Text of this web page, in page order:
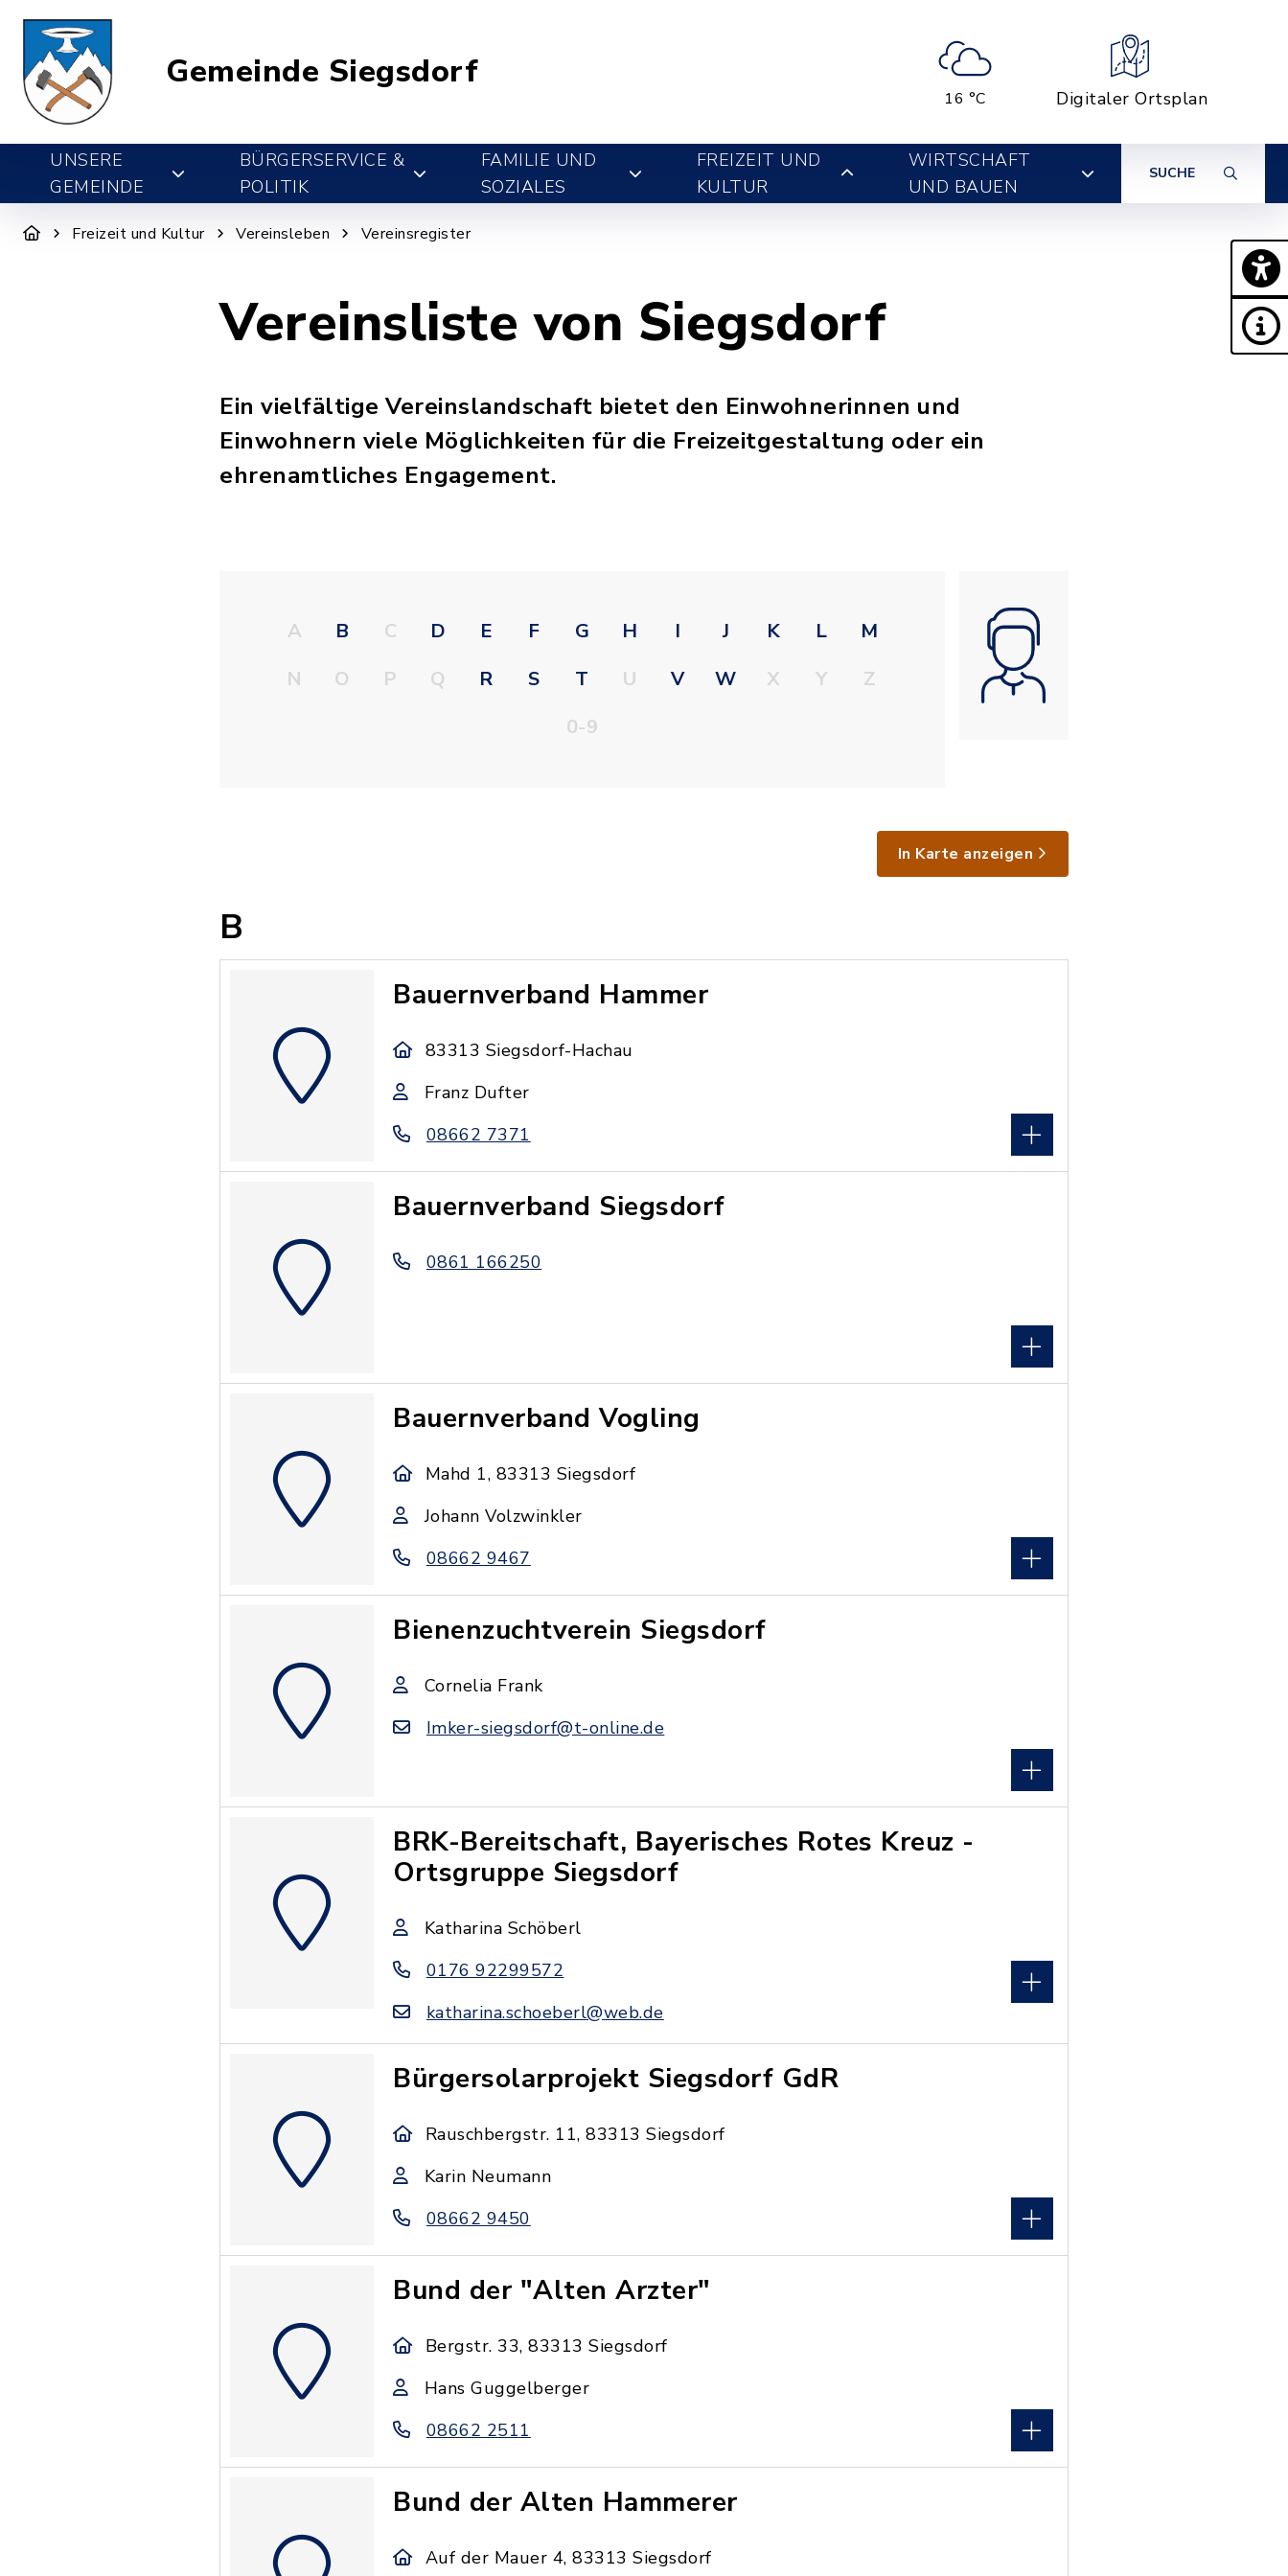
Gemeinde Siegsdorf
16 °C Digitaler Ortsplan
UNSERE
GEMEINDE
BÜRGERSERVICE &
POLITIK
FAMILIE UND
SOZIALES
FREIZEIT UND
KULTUR
WIRTSCHAFT
UND BAUEN
SUCHE
Freizeit und Kultur Vereinsleben Vereinsregister
Vereinsliste von Siegsdorf
Ein vielfältige Vereinslandschaft bietet den Einwohnerinnen und
Einwohnern viele Möglichkeiten für die Freizeitgestaltung oder ein
ehrenamtliches Engagement.
A B C D E F G H I J K L
M
N
O P Q R S T U V W X Y
Z
0-9
In Karte anzeigen
B
Bauernverband Hammer
83313 Siegsdorf-Hachau
Franz Dufter
08662 7371
Bauernverband Siegsdorf
0861 166250
Bauernverband Vogling
Mahd 1, 83313 Siegsdorf
Johann Volzwinkler
08662 9467
Bienenzuchtverein Siegsdorf
Cornelia Frank
Imker-siegsdorf@t-online.de
BRK-Bereitschaft, Bayerisches Rotes Kreuz -
Ortsgruppe Siegsdorf
Katharina Schöberl
0176 92299572
katharina.schoeberl@web.de
Bürgersolarprojekt Siegsdorf GdR
Rauschbergstr. 11, 83313 Siegsdorf
Karin Neumann
08662 9450
Bund der "Alten Arzter"
Bergstr. 33, 83313 Siegsdorf
Hans Guggelberger
08662 2511
Bund der Alten Hammerer
Auf der Mauer 4, 83313 Siegsdorf